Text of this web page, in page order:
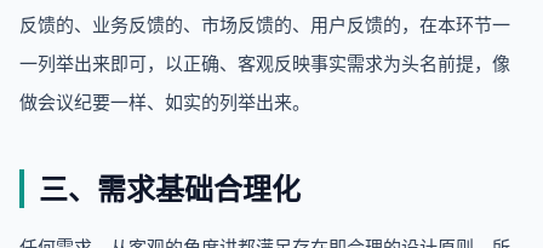
反馈的、业务反馈的、市场反馈的、用户反馈的，在本环节一
一列举出来即可，以正确、客观反映事实需求为头名前提，像
做会议纪要一样、如实的列举出来。
三、需求基础合理化